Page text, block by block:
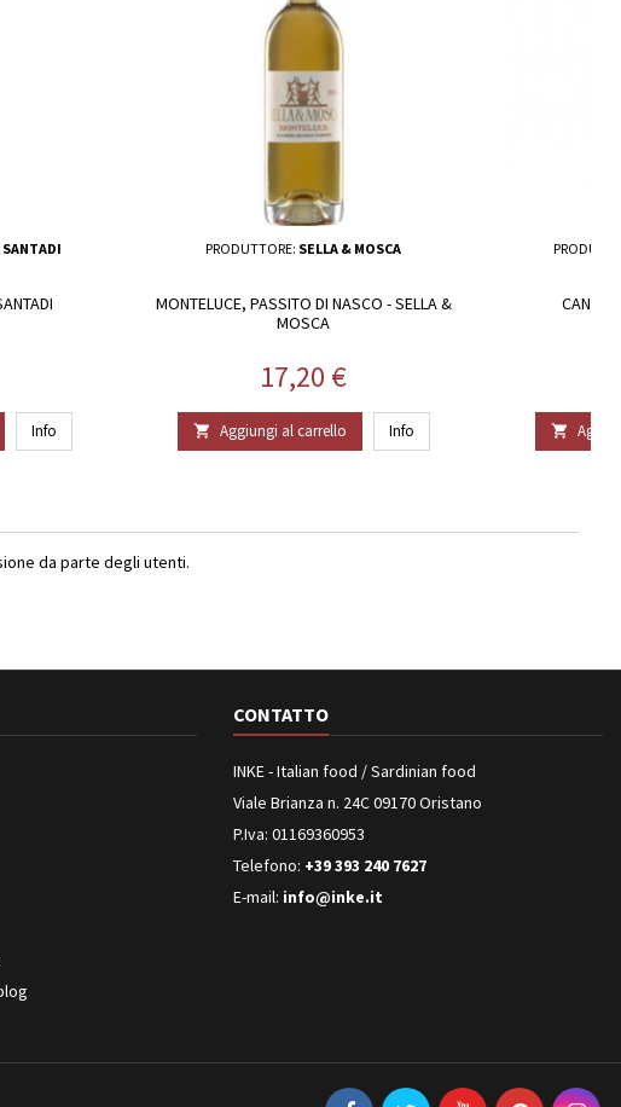
Info
PRODUTTORE: SELLA & MOSCA
MONTELUCE, PASSITO DI NASCO - SELLA &
MOSCA
Prezzo
17,20 €
 Aggiungi al carrello Info 
da parte degli utenti.
CONTATTO
INKE - Italian food / Sardinian food
Viale Brianza n. 24C 09170 Oristano
P.Iva: 01169360953
Telefono: +39 393 240 7627
E-mail: info@inke.it